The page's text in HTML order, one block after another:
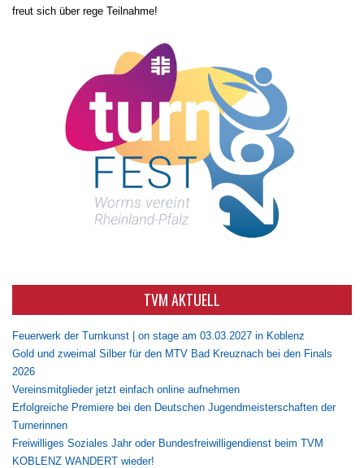
freut sich über rege Teilnahme!
TVM AKTUELL
Feuerwerk der Turnkunst | on stage am 03.03.2027 in Koblenz
Gold und zweimal Silber für den MTV Bad Kreuznach bei den Finals
2026
Vereinsmitglieder jetzt einfach online aufnehmen
Erfolgreiche Premiere bei den Deutschen Jugendmeisterschaften der
Turnerinnen
Freiwilliges Soziales Jahr oder Bundesfreiwilligendienst beim TVM
KOBLENZ WANDERT wieder!